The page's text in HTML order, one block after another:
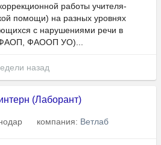
работы учителя-
помощи) на разных уровнях
с нарушениями речи в
ФАООП УО)...
назад
(Лаборант)
компания: Ветлаб